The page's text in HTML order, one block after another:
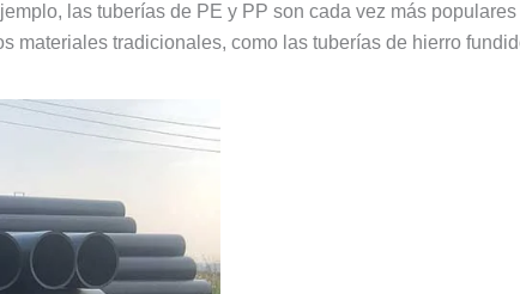
las tuberías de PE y PP son cada vez más
materiales tradicionales, como las tuberías de hierro